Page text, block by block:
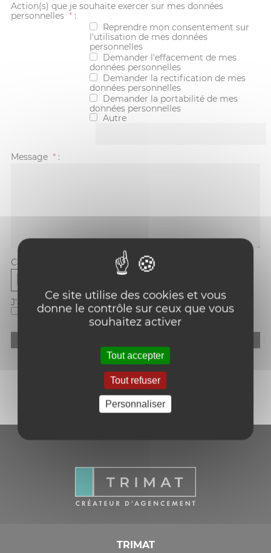
Action(s) que je souhaite exercer sur mes données
personnelles *:
Reprendre mon consentement sur
l'utilisation de mes données
personnelles
Demander l'effacement de mes
données personnelles
Demander la rectification de mes
données personnelles
Demander la portabilité de mes
données personnelles
Autre
Message *:
Carte d'identité
J'ai lu et j'accepte votrepolitique de confidentialité
TRIMAT
Ce site utilise des cookies et vous
donne le contrôle sur ceux que vous
souhaitez activer
Tout accepter
Tout refuser
Personnaliser